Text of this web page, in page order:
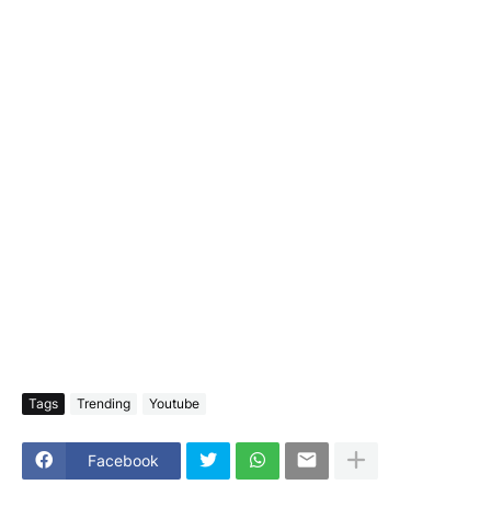
Tags Trending Youtube
Facebook